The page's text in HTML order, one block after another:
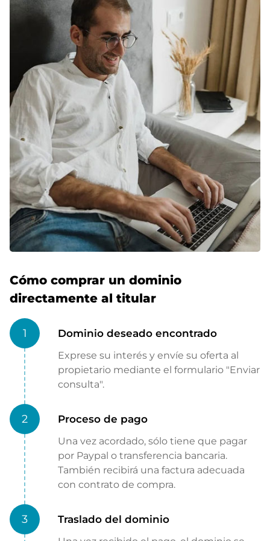
Cómo comprar un dominio
directamente al titular
1 Dominio deseado encontrado
Exprese su interés y envíe su oferta al
propietario mediante el formulario "Enviar
consulta".
2 Proceso de pago
Una vez acordado, sólo tiene que pagar
por Paypal o transferencia bancaria.
También recibirá una factura adecuada
con contrato de compra.
3 Traslado del dominio